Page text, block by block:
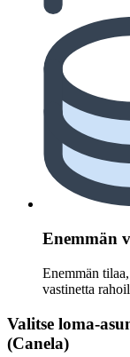
Enemmän
Enemmän
vastinetta
Valitse loma-
(Canela)